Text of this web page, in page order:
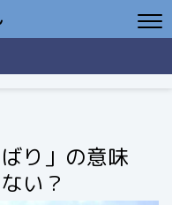
り」の意味
い？